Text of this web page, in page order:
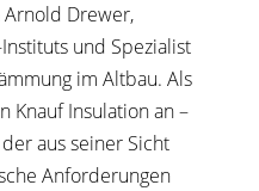
Arnold Drewer,
und Spezialist
im Altbau. Als
Knauf Insulation an –
aus seiner Sicht
Anforderungen